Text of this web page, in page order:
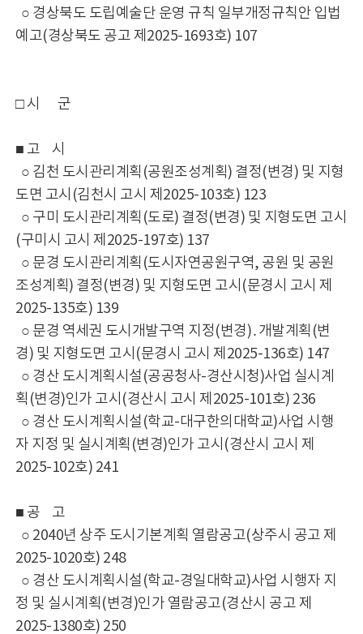
○ 경상북도 도립예술단 운영 규칙 일부개정규칙안 입법
예고(경상북도 공고 제2025-1693호) 107
□ 시 군
■ 고 시
○ 김천 도시관리계획(공원조성계획) 결정(변경) 및 지형
도면 고시(김천시 고시 제2025-103호) 123
○ 구미 도시관리계획(도로) 결정(변경) 및 지형도면 고시
(구미시 고시 제2025-197호) 137
○ 문경 도시관리계획(도시자연공원구역, 공원 및 공원
조성계획) 결정(변경) 및 지형도면 고시(문경시 고시 제
2025-135호) 139
○ 문경 역세권 도시개발구역 지정(변경)․개발계획(변
경) 및 지형도면 고시(문경시 고시 제2025-136호) 147
○ 경산 도시계획시설(공공청사-경산시청)사업 실시계
획(변경)인가 고시(경산시 고시 제2025-101호) 236
○ 경산 도시계획시설(학교-대구한의대학교)사업 시행
자 지정 및 실시계획(변경)인가 고시(경산시 고시 제
2025-102호) 241
■ 공 고
○ 2040년 상주 도시기본계획 열람공고(상주시 공고 제
2025-1020호) 248
○ 경산 도시계획시설(학교-경일대학교)사업 시행자 지
정 및 실시계획(변경)인가 열람공고(경산시 공고 제
2025-1380호) 250